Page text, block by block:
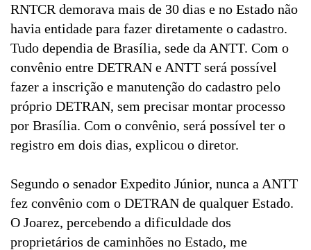
RNTCR demorava mais de 30 dias e no Estado não
havia entidade para fazer diretamente o cadastro.
Tudo dependia de Brasília, sede da ANTT. Com o
convênio entre DETRAN e ANTT será possível
fazer a inscrição e manutenção do cadastro pelo
próprio DETRAN, sem precisar montar processo
por Brasília. Com o convênio, será possível ter o
registro em dois dias, explicou o diretor.
Segundo o senador Expedito Júnior, nunca a ANTT
fez convênio com o DETRAN de qualquer Estado.
O Joarez, percebendo a dificuldade dos
proprietários de caminhões no Estado, me